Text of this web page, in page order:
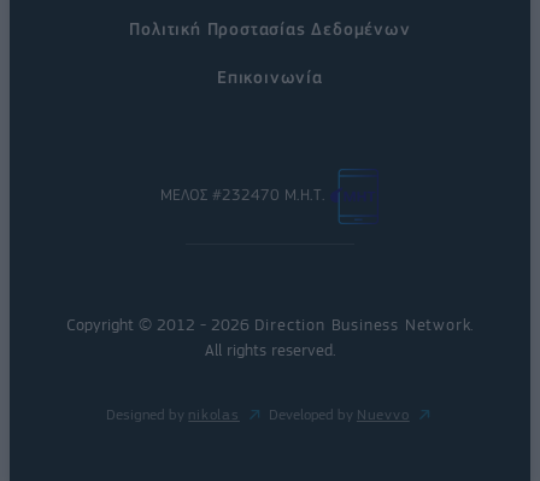
Πολιτική Προστασίας Δεδομένων
Επικοινωνία
ΜΕΛΟΣ #232470 Μ.Η.Τ.
Copyright © 2012 - 2026 Direction Business Network
All rights reserved.
Designed by nikolas Developed by Nuevvo